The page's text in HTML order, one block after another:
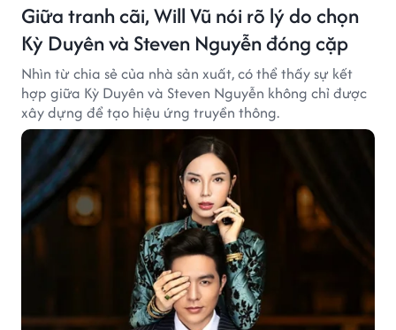
Giữa tranh cãi, Will Vũ nói rõ lý do chọn
Kỳ Duyên và Steven Nguyễn đóng cặp
Nhìn từ chia sẻ của nhà sản xuất, có thể thấy sự kết
hợp giữa Kỳ Duyên và Steven Nguyễn không chỉ được
xây dựng để tạo hiệu ứng truyền thông.